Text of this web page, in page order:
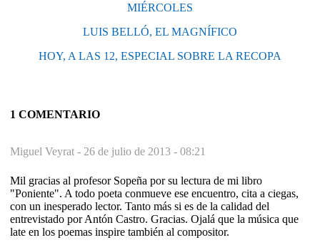
MIÉRCOLES
LUIS BELLÓ, EL MAGNÍFICO
HOY, A LAS 12, ESPECIAL SOBRE LA RECOPA
1 COMENTARIO
Miguel Veyrat - 26 de julio de 2013 - 08:21
Mil gracias al profesor Sopeña por su lectura de mi libro
"Poniente". A todo poeta conmueve ese encuentro, cita a ciegas,
con un inesperado lector. Tanto más si es de la calidad del
entrevistado por Antón Castro. Gracias. Ojalá que la música que
late en los poemas inspire también al compositor.